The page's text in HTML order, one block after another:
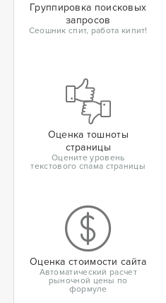
Группировка поисковых
запросов
Сеошник спит, работа кипит!
Оценка тошноты
страницы
Оцените уровень
текстового спама страницы
Оценка стоимости сайта
Автоматический расчет
рыночной цены по
формуле